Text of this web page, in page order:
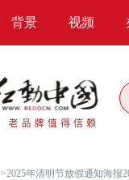
背景 视频
>2025年清明节放假通知海报